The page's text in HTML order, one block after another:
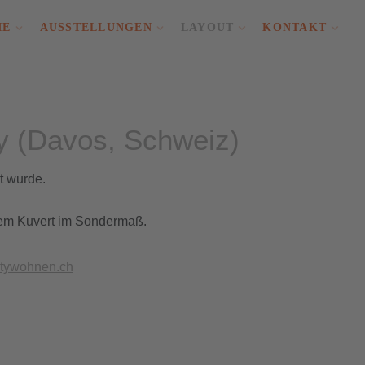
AUSSTELLUNGEN LAYOUT KONTAKT
(Davos, Schweiz)
wurde.
Kuvert im Sondermaß.